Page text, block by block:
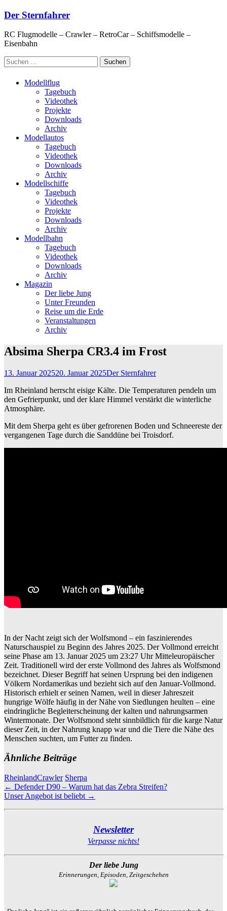
Zum
springen
Der Sternfahrer
RC Flugmodelle – Crawler – RetroCar – Schiffsmodelle –
Eisenbahn
Suchen
nach:
Modellflug
Tagebuch
Videothek
Projekte
Downloads
Archiv
Modellautos
Tagebuch
Videothek
Downloads
Archiv
Modellschiffe
Tagebuch
Videothek
Projekte
Downloads
Archiv
Modellbahn
Tagebuch
Videothek
Downloads
Archiv
Magazin
Der liebe Jung
Unter Freunden
Reise um die Erde
Veranstaltungen
Archiv
Absima Sherpa CR3.4 im Frost
13. Januar 202520. Januar 2025Der Sternfahrer
Im Rheinland herrscht eisige Kälte. Die Temperaturen pendeln um
den Gefrierpunkt, und der klare Himmel verstärkt die winterliche
Atmosphäre.
Mit dem Sherpa geht es über gefrorenen Boden und Schneereste der
vergangenen Tage durch die Sanddüne bei Troisdorf.
In der Nacht zeigt sich der Wolfsmond – ein faszinierendes
Naturschauspiel zu Beginn des Jahres 2025. Der Vollmond erreicht
seine Phase am 13. Januar 2025 um 23:27 Uhr Mitteleuropäischer
Zeit. Traditionell wird der erste Vollmond des Jahres als Wolfsmond
bezeichnet. Dieser Begriff hat seinen Ursprung bei den indigenen
Völkern Nordamerikas und bezieht sich auf den Januar-Vollmond.
Historisch erhielt er seinen Namen, weil in dieser Jahreszeit
hungrige Wölfe häufig in der Nähe von Siedlungen heulten – eine
eindringliche Begleiterscheinung der kalten und nahrungsarmen
Wintermonate. Der Wolfsmond steht sinnbildlich für die karge Natur
dieser Zeit, in der Nahrung knapp war und die Tiere die Nähe des
Menschen suchten, um Futter zu finden.
Ähnliche Beiträge
RheinlandCrawler Sherpa
Beitragsnavigation
← Defender D90 – Warum hat das Zebra Streifen?
Unser Angebot ist beliebt →
Newsletter
Verpasse nichts!
Der liebe Jung
Erinnerungen, Episoden, Zeitgeschehen